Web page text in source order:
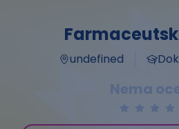
undefined
Nema